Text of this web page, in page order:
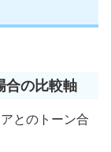
合の比較軸
とのトーン合